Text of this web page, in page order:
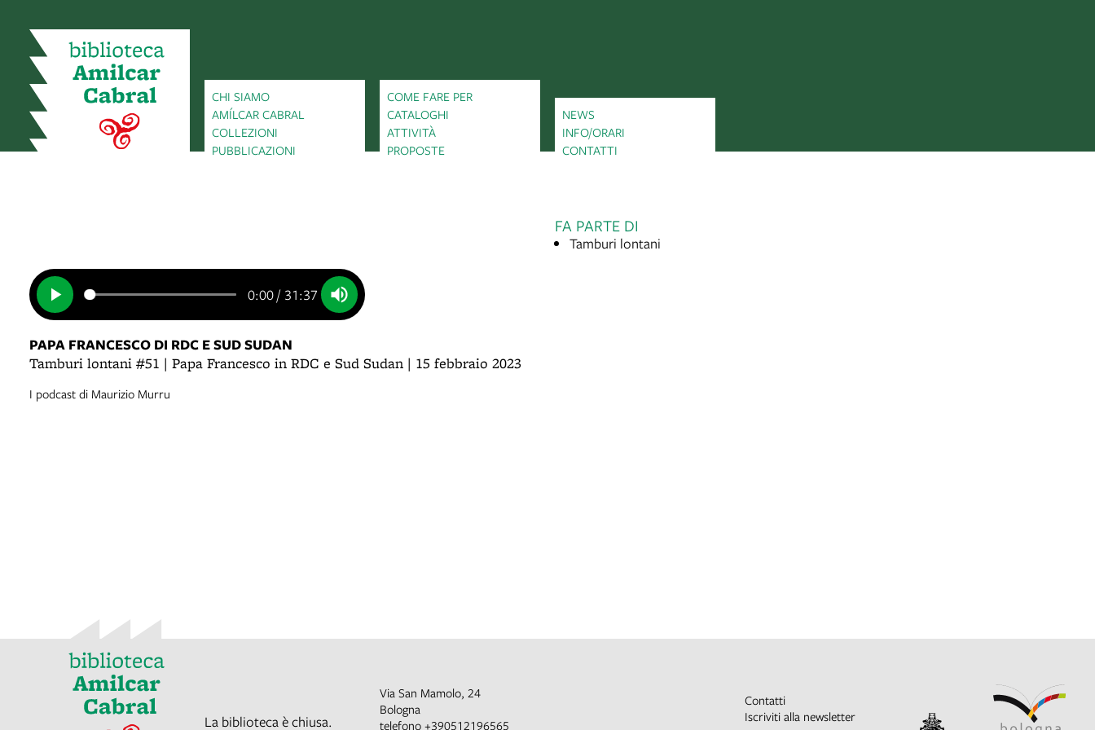
CHI SIAMO
AMÍLCAR CABRAL
COLLEZIONI
PUBBLICAZIONI
COME FARE PER
CATALOGHI
ATTIVITÀ
PROPOSTE
NEWS
INFO/ORARI
CONTATTI
0:00/ 31:37
PAPA FRANCESCO DI RDC E SUD SUDAN
Tamburi lontani #51 | Papa Francesco in RDC e Sud Sudan | 15 febbraio 2023
I podcast di Maurizio Murru
FA PARTE DI
Tamburi lontani
La biblioteca è chiusa.
Via San Mamolo, 24
Bologna
telefono +390512196565
Contatti
Iscriviti alla newsletter